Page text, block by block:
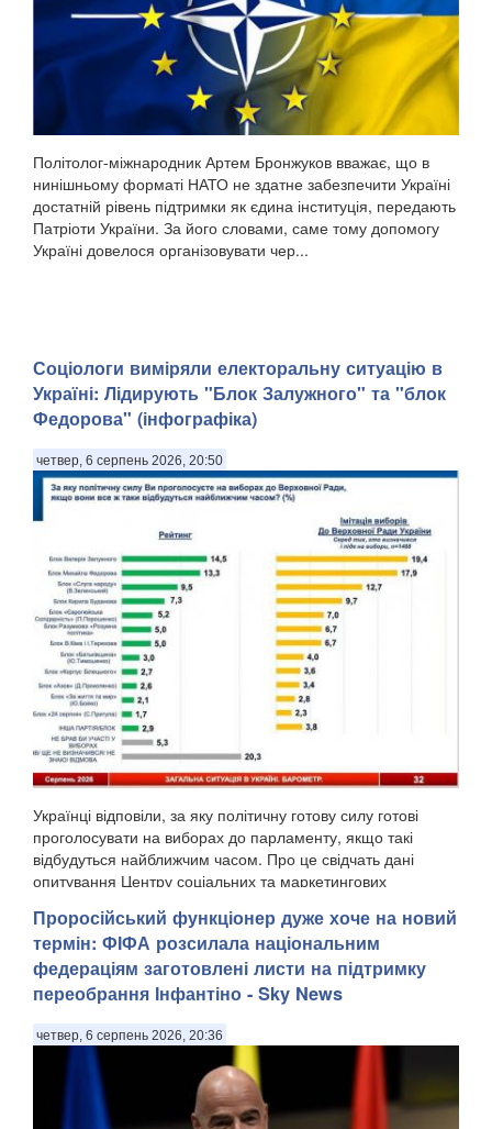
Політолог-міжнародник Артем Бронжуков вважає, що в
нинішньому форматі НАТО не здатне забезпечити Україні
достатній рівень підтримки як єдина інституція, передають
Патріоти України. За його словами, саме тому допомогу
Україні довелося організовувати чер...
Соціологи виміряли електоральну ситуацію в
Україні: ​Лідирують "Блок Залужного" та "блок
Федорова" (інфографіка)
четвер, 6 серпень 2026, 20:50
Українці відповіли, за яку політичну готову силу готові
проголосувати на виборах до парламенту, якщо такі
відбудуться найближчим часом. Про це свідчать дані
опитування Центру соціальних та маркетингових
Проросійський функціонер дуже хоче на новий
термін: ФІФА розсилала національним
федераціям заготовлені листи на підтримку
переобрання Інфантіно - Sky News
четвер, 6 серпень 2026, 20:36